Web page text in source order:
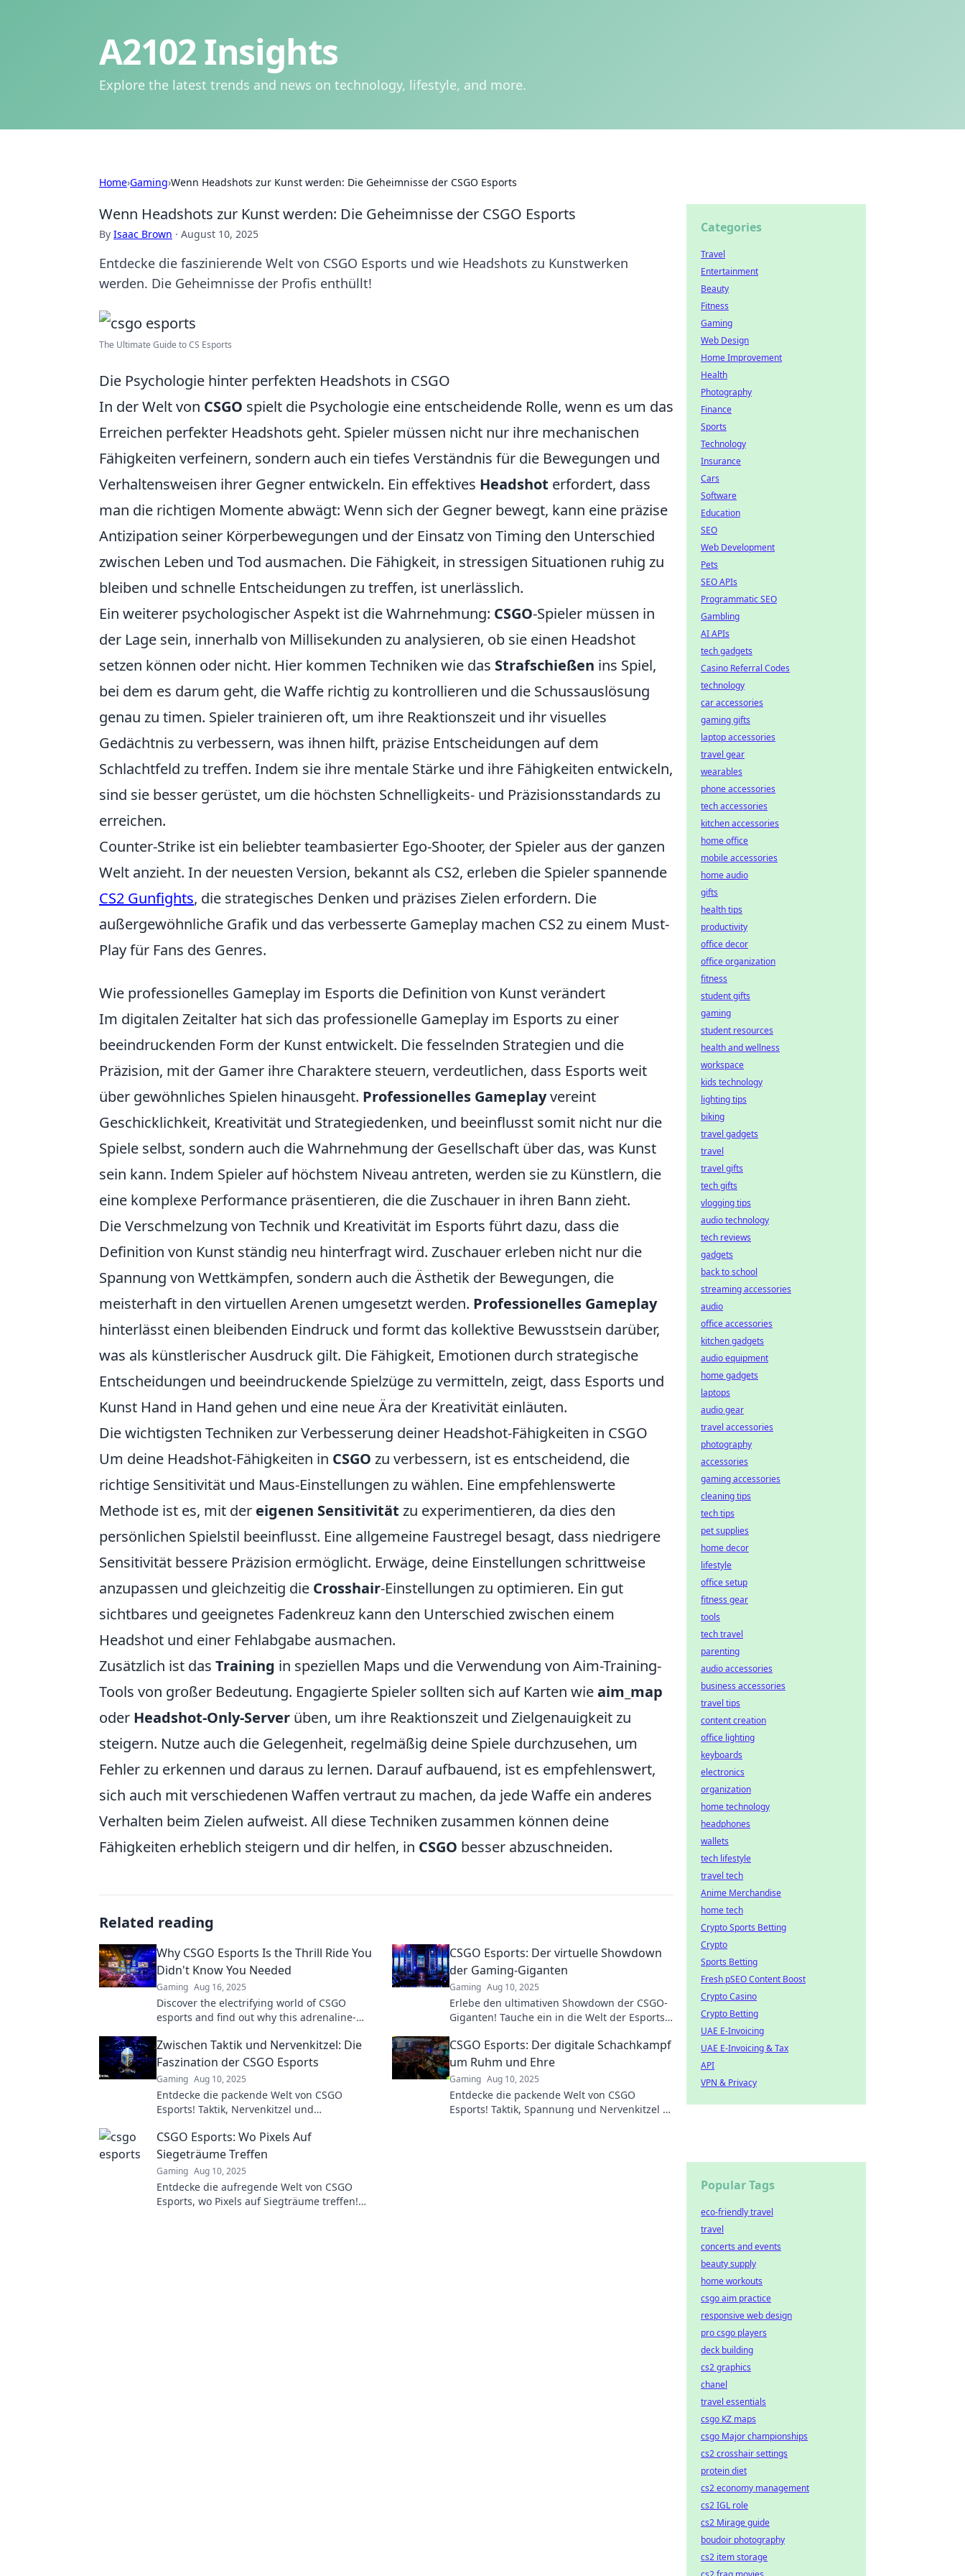
A2102 Insights
Explore the latest trends and news on technology, lifestyle, and more.
Home›Gaming›Wenn Headshots zur Kunst werden: Die Geheimnisse der CSGO Esports
Wenn Headshots zur Kunst werden: Die Geheimnisse der CSGO Esports
By Isaac Brown · August 10, 2025
Entdecke die faszinierende Welt von CSGO Esports und wie Headshots zu Kunstwerken
werden. Die Geheimnisse der Profis enthüllt!
The Ultimate Guide to CS Esports
Die Psychologie hinter perfekten Headshots in CSGO
In der Welt von CSGO spielt die Psychologie eine entscheidende Rolle, wenn es um das
Erreichen perfekter Headshots geht. Spieler müssen nicht nur ihre mechanischen
Fähigkeiten verfeinern, sondern auch ein tiefes Verständnis für die Bewegungen und
Verhaltensweisen ihrer Gegner entwickeln. Ein effektives Headshot erfordert, dass
man die richtigen Momente abwägt: Wenn sich der Gegner bewegt, kann eine präzise
Antizipation seiner Körperbewegungen und der Einsatz von Timing den Unterschied
zwischen Leben und Tod ausmachen. Die Fähigkeit, in stressigen Situationen ruhig zu
bleiben und schnelle Entscheidungen zu treffen, ist unerlässlich.
Ein weiterer psychologischer Aspekt ist die Wahrnehmung: CSGO-Spieler müssen in
der Lage sein, innerhalb von Millisekunden zu analysieren, ob sie einen Headshot
setzen können oder nicht. Hier kommen Techniken wie das Strafschießen ins Spiel,
bei dem es darum geht, die Waffe richtig zu kontrollieren und die Schussauslösung
genau zu timen. Spieler trainieren oft, um ihre Reaktionszeit und ihr visuelles
Gedächtnis zu verbessern, was ihnen hilft, präzise Entscheidungen auf dem
Schlachtfeld zu treffen. Indem sie ihre mentale Stärke und ihre Fähigkeiten entwickeln,
sind sie besser gerüstet, um die höchsten Schnelligkeits- und Präzisionsstandards zu
erreichen.
Counter-Strike ist ein beliebter teambasierter Ego-Shooter, der Spieler aus der ganzen
Welt anzieht. In der neuesten Version, bekannt als CS2, erleben die Spieler spannende
CS2 Gunfights, die strategisches Denken und präzises Zielen erfordern. Die
außergewöhnliche Grafik und das verbesserte Gameplay machen CS2 zu einem Must-
Play für Fans des Genres.
Wie professionelles Gameplay im Esports die Definition von Kunst verändert
Im digitalen Zeitalter hat sich das professionelle Gameplay im Esports zu einer
beeindruckenden Form der Kunst entwickelt. Die fesselnden Strategien und die
Präzision, mit der Gamer ihre Charaktere steuern, verdeutlichen, dass Esports weit
über gewöhnliches Spielen hinausgeht. Professionelles Gameplayvereint
Geschicklichkeit, Kreativität und Strategiedenken, und beeinflusst somit nicht nur die
Spiele selbst, sondern auch die Wahrnehmung der Gesellschaft über das, was Kunst
sein kann. Indem Spieler auf höchstem Niveau antreten, werden sie zu Künstlern, die
eine komplexe Performance präsentieren, die die Zuschauer in ihren Bann zieht.
Die Verschmelzung von Technik und Kreativität im Esports führt dazu, dass die
Definition von Kunst ständig neu hinterfragt wird. Zuschauer erleben nicht nur die
Spannung von Wettkämpfen, sondern auch die Ästhetik der Bewegungen, die
meisterhaft in den virtuellen Arenen umgesetzt werden. Professionelles Gameplay
hinterlässt einen bleibenden Eindruck und formt das kollektive Bewusstsein darüber,
was als künstlerischer Ausdruck gilt. Die Fähigkeit, Emotionen durch strategische
Entscheidungen und beeindruckende Spielzüge zu vermitteln, zeigt, dass Esports und
Kunst Hand in Hand gehen und eine neue Ära der Kreativität einläuten.
Die wichtigsten Techniken zur Verbesserung deiner Headshot-Fähigkeiten in CSGO
Um deine Headshot-Fähigkeiten in CSGO zu verbessern, ist es entscheidend, die
richtige Sensitivität und Maus-Einstellungen zu wählen. Eine empfehlenswerte
Methode ist es, mit der eigenen Sensitivität zu experimentieren, da dies den
persönlichen Spielstil beeinflusst. Eine allgemeine Faustregel besagt, dass niedrigere
Sensitivität bessere Präzision ermöglicht. Erwäge, deine Einstellungen schrittweise
anzupassen und gleichzeitig die Crosshair-Einstellungen zu optimieren. Ein gut
sichtbares und geeignetes Fadenkreuz kann den Unterschied zwischen einem
Headshot und einer Fehlabgabe ausmachen.
Zusätzlich ist das Training in speziellen Maps und die Verwendung von Aim-Training-
Tools von großer Bedeutung. Engagierte Spieler sollten sich auf Karten wieaim_map
oder Headshot-Only-Server üben, um ihre Reaktionszeit und Zielgenauigkeit zu
steigern. Nutze auch die Gelegenheit, regelmäßig deine Spiele durchzusehen, um
Fehler zu erkennen und daraus zu lernen. Darauf aufbauend, ist es empfehlenswert,
sich auch mit verschiedenen Waffen vertraut zu machen, da jede Waffe ein anderes
Verhalten beim Zielen aufweist. All diese Techniken zusammen können deine
Fähigkeiten erheblich steigern und dir helfen, in CSGO besser abzuschneiden.
Related reading
Why CSGO Esports Is the Thrill Ride You
Didn't Know You Needed
Gaming Aug 16, 2025
Discover the electrifying world of CSGO
esports and find out why this adrenaline-
gamer!
CSGO Esports: Der virtuelle Showdown
der Gaming-Giganten
Gaming Aug 10, 2025
Erlebe den ultimativen Showdown der CSGO-
Giganten! Tauche ein in die Welt der Esports
Analysen.
Zwischen Taktik und Nervenkitzel: Die
Faszination der CSGO Esports
Gaming Aug 10, 2025
Entdecke die packende Welt von CSGO
Esports! Taktik, Nervenkitzel und
Faszination jetzt!
CSGO Esports: Der digitale Schachkampf
um Ruhm und Ehre
Gaming Aug 10, 2025
Entdecke die packende Welt von CSGO
Esports! Taktik, Spannung und Nervenkitzel –
CSGO Esports: Wo Pixels Auf
Siegeträume Treffen
Gaming Aug 10, 2025
Entdecke die aufregende Welt von CSGO
Esports, wo Pixels auf Siegträume treffen!
Categories
Travel
Entertainment
Beauty
Fitness
Gaming
Web Design
Home Improvement
Health
Photography
Finance
Sports
Technology
Insurance
Cars
Software
Education
SEO
Web Development
Pets
SEO APIs
Programmatic SEO
Gambling
AI APIs
tech gadgets
Casino Referral Codes
technology
car accessories
gaming gifts
laptop accessories
travel gear
wearables
phone accessories
tech accessories
kitchen accessories
home office
mobile accessories
home audio
gifts
health tips
productivity
office decor
office organization
fitness
student gifts
gaming
student resources
health and wellness
workspace
kids technology
lighting tips
biking
travel gadgets
travel
travel gifts
tech gifts
vlogging tips
audio technology
tech reviews
gadgets
back to school
streaming accessories
audio
office accessories
kitchen gadgets
audio equipment
home gadgets
laptops
audio gear
travel accessories
photography
accessories
gaming accessories
cleaning tips
tech tips
pet supplies
home decor
lifestyle
office setup
fitness gear
tools
tech travel
parenting
audio accessories
business accessories
travel tips
content creation
office lighting
keyboards
electronics
organization
home technology
headphones
wallets
tech lifestyle
travel tech
Anime Merchandise
home tech
Crypto Sports Betting
Crypto
Sports Betting
Fresh pSEO Content Boost
Crypto Casino
Crypto Betting
UAE E-Invoicing
UAE E-Invoicing & Tax
API
VPN & Privacy
Popular Tags
eco-friendly travel
travel
concerts and events
beauty supply
home workouts
csgo aim practice
responsive web design
pro csgo players
deck building
cs2 graphics
chanel
travel essentials
csgo KZ maps
csgo Major championships
cs2 crosshair settings
protein diet
cs2 economy management
cs2 IGL role
cs2 Mirage guide
boudoir photography
cs2 item storage